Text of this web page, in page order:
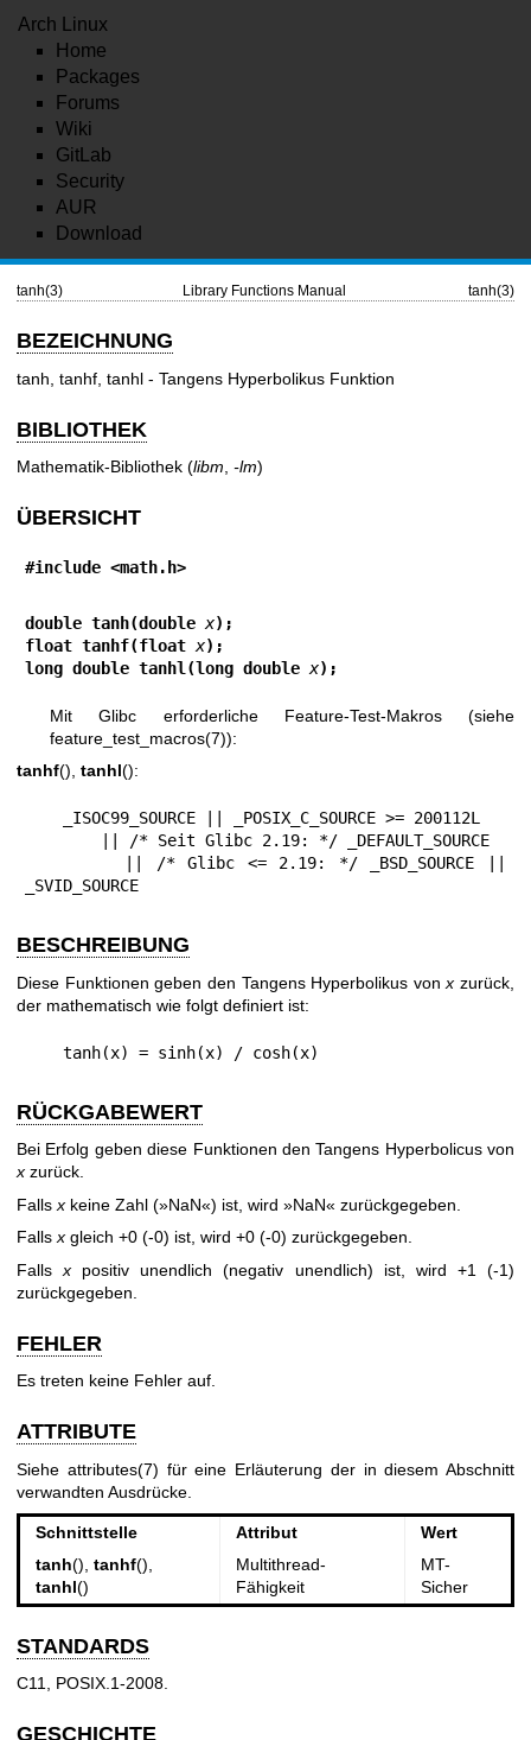
Arch Linux
Home
Packages
Forums
Wiki
GitLab
Security
AUR
Download
tanh(3) Library Functions Manual tanh(3)
BEZEICHNUNG
tanh, tanhf, tanhl - Tangens Hyperbolikus Funktion
BIBLIOTHEK
Mathematik-Bibliothek (libm -lm)
ÜBERSICHT
#include <math.h>
double tanh(double x);
float tanhf(float x);
long double tanhl(long double x);
Mit Glibc erforderliche Feature-Test-Makros (siehe
feature_test_macros(7)):
tanhf(), tanhl():
_SVID_SOURCE
BESCHREIBUNG
Diese Funktionen geben den Tangens Hyperbolikus vonx zurück,
der mathematisch wie folgt definiert ist:
    tanh(x) = sinh(x) / cosh(x)
RÜCKGABEWERT
Bei Erfolg geben diese Funktionen den Tangens Hyperbolicus von
x zurück.
Falls x keine Zahl (»NaN«) ist, wird »NaN« zurückgegeben.
Falls x gleich +0 (-0) ist, wird +0 (-0) zurückgegeben.
Fallsx positiv unendlich (negativ unendlich) ist, wird +1 (-1)
zurückgegeben.
FEHLER
Es treten keine Fehler auf.
ATTRIBUTE
Siehe attributes(7) für eine Erläuterung der in diesem Abschnitt
verwandten Ausdrücke.
Schnittstelle Attribut
Wert
tanh(), tanhf(),
tanhl()
Multithread-
Fähigkeit
MT-
Sicher
STANDARDS
C11, POSIX.1-2008.
GESCHICHTE